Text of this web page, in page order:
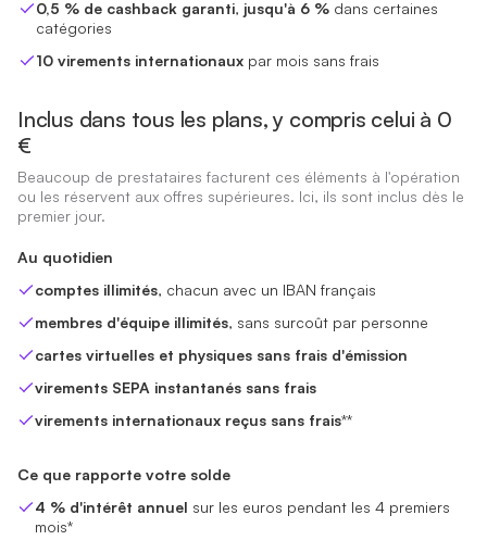
0,5 % de cashback garanti, jusqu'à 6 % dans certaines
catégories
10 virements internationaux par mois sans frais
Inclus dans tous les plans, y compris celui à 0
€
Beaucoup de prestataires facturent ces éléments à l'opération
ou les réservent aux offres supérieures. Ici, ils sont inclus dès le
premier jour.
Au quotidien
comptes illimités, chacun avec un IBAN français
membres d'équipe illimités, sans surcoût par personne
cartes virtuelles et physiques sans frais d'émission
virements SEPA instantanés sans frais
virements internationaux reçus sans frais**
Ce que rapporte votre solde
4 % d'intérêt annuel sur les euros pendant les 4 premiers
mois*